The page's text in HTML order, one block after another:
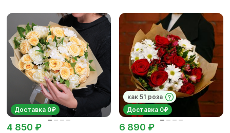
Доставка 0₽
4 850 ₽
как 51 роза
Доставка 0₽
6 890 ₽